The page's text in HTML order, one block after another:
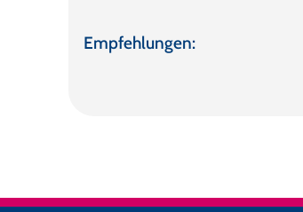
Empfehlungen: